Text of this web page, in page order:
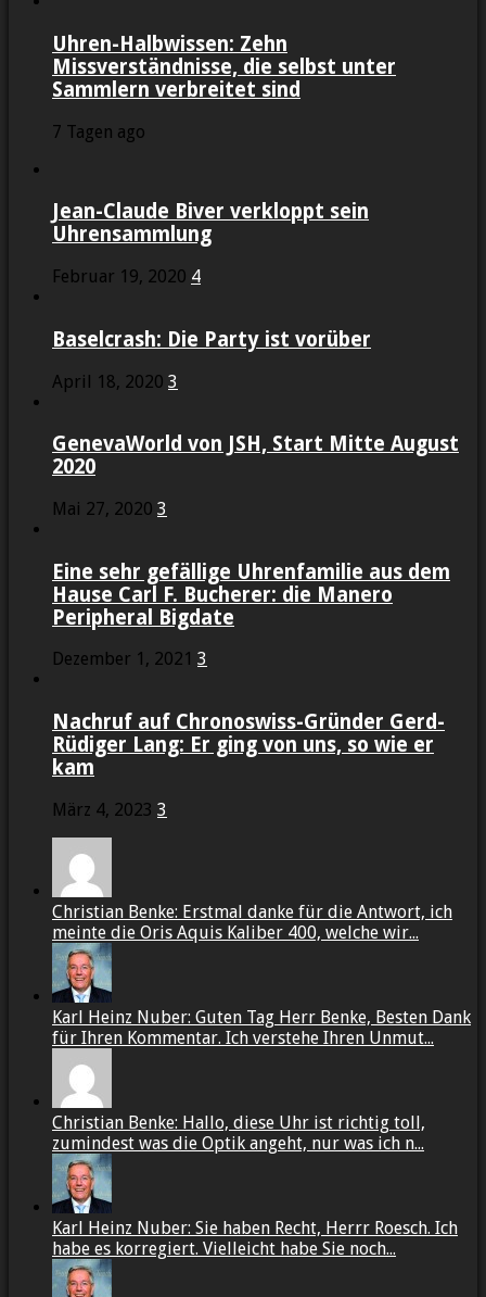
Uhren-Halbwissen: Zehn
Missverständnisse, die selbst unter
Sammlern verbreitet sind
7 Tagen ago
Jean-Claude Biver verkloppt sein
Uhrensammlung
Februar 19, 2020 4
Baselcrash: Die Party ist vorüber
April 18, 2020 3
GenevaWorld von JSH, Start Mitte August
2020
Mai 27, 2020 3
Eine sehr gefällige Uhrenfamilie aus dem
Hause Carl F. Bucherer: die Manero
Peripheral Bigdate
Dezember 1, 2021 3
Nachruf auf Chronoswiss-Gründer Gerd-
Rüdiger Lang: Er ging von uns, so wie er
kam
März 4, 2023 3
Christian Benke: Erstmal danke für die Antwort, ich
meinte die Oris Aquis Kaliber 400, welche wir...
Karl Heinz Nuber: Guten Tag Herr Benke, Besten Dank
für Ihren Kommentar. Ich verstehe Ihren Unmut...
Christian Benke: Hallo, diese Uhr ist richtig toll,
zumindest was die Optik angeht, nur was ich n...
Karl Heinz Nuber: Sie haben Recht, Herrr Roesch. Ich
habe es korregiert. Vielleicht habe Sie noch...